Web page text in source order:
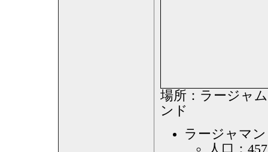
場所：ラージャ
ンド
ラージャマン